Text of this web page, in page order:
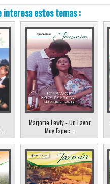
interesa estos temas :
Marjorie Lewty - Un Favor
Muy Espec...